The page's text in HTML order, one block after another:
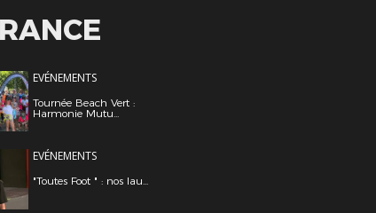
EVÉNEMENTS
Tournée Beach Vert :
Harmonie Mutu...
EVÉNEMENTS
"Toutes Foot " : nos lau...